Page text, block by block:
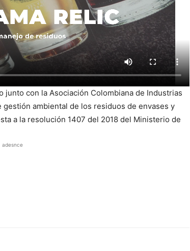
junto con la Asociación Colombiana de Industrias
gestión ambiental de los residuos de envases y
a la resolución 1407 del 2018 del Ministerio de
adesnce